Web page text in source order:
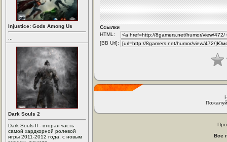
Injustice: Gods Among Us
Dark Souls 2
Dark Souls II - вторая часть
самой хардкорной ролевой
игры 2011-2012 года, с новым
Ссылки
HTML:
[BB Url]:
Все